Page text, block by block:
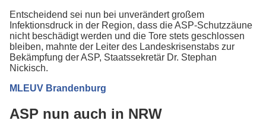
Entscheidend sei nun bei unverändert großem
Infektionsdruck in der Region, dass die ASP-Schutzzäune
nicht beschädigt werden und die Tore stets geschlossen
bleiben, mahnte der Leiter des Landeskrisenstabs zur
Bekämpfung der ASP, Staatssekretär Dr. Stephan
Nickisch.
MLEUV Brandenburg
ASP nun auch in NRW